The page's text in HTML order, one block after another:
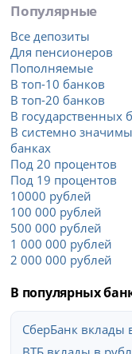
Популярные
Все депозиты
Для пенсионеров
Пополняемые
В топ-10 банков
В топ-20 банков
В государственных
В системно
банках
Под 20 процентов
Под 19 процентов
10000 рублей
100 000 рублей
500 000 рублей
1 000 000 рублей
2 000 000 рублей
В популярных
СберБанк вклады